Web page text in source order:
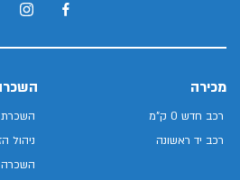
מכירה
רכב חדש 0 ק"מ
רכב יד ראשונה
ניהול